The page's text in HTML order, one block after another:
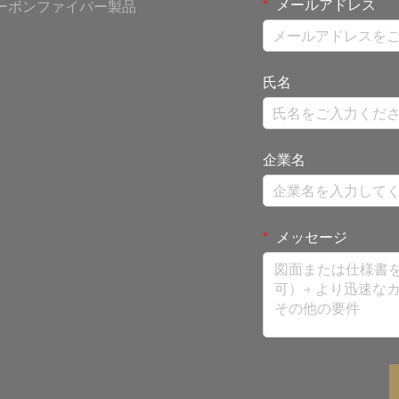
ボンファイバー製品 メールアドレス
氏名
企業名
メッセージ